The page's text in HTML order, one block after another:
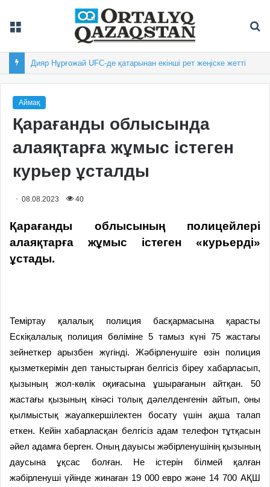
Дияр Нұрғожай UFC-де қатарынан екінші рет жеңіске жетті
Аймақ
Қарағанды облысында
алаяқтарға жұмыс істеген
курьер ұсталды
08.08.2023 40
Қарағанды облысының полицейлері
алаяқтарға жұмыс істеген «курьерді»
ұстады.
Теміртау қалалық полиция басқармасына қарасты
Ескіқалалық полиция бөліміне 5 тамыз күні 75 жастағы
зейнеткер арызбен жүгінді. Жәбірленушіге өзін полиция
қызметкерімін деп таныстырған белгісіз біреу хабарласып,
қызының жол-көлік оқиғасына ұшырағанын айтқан. 50
жастағы қызының кінәсі толық дәлелденгенін айтып, оны
қылмыстық жауапкершілектен босату үшін ақша талап
еткен. Кейін хабарласқан белгісіз адам телефон тұтқасын
әйел адамға берген. Оның дауысы жәбірленушінің қызының
даусына ұқсас болған. Не істерін білмей қалған
жәбірленуші үйінде жинаған 19 000 евро және 14 700 АҚШ